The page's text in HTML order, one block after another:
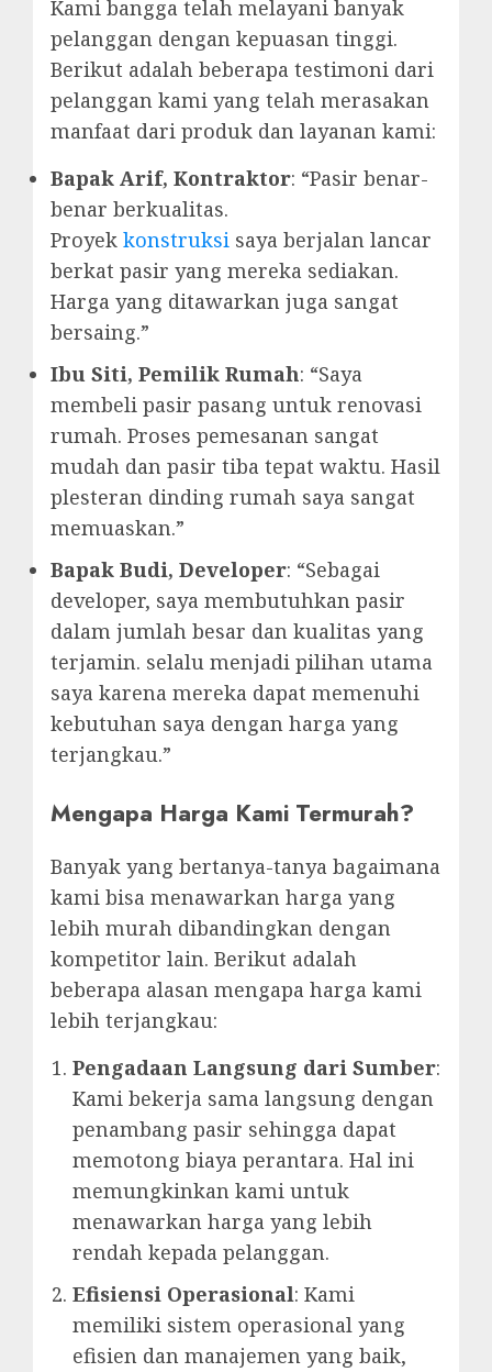
Kami bangga telah melayani banyak
pelanggan dengan kepuasan tinggi.
Berikut adalah beberapa testimoni dari
pelanggan kami yang telah merasakan
manfaat dari produk dan layanan kami:
Bapak Arif, Kontraktor: “Pasir benar-
benar berkualitas.
Proyek konstruksi saya berjalan lancar
berkat pasir yang mereka sediakan.
Harga yang ditawarkan juga sangat
bersaing.”
Ibu Siti, Pemilik Rumah: “Saya
membeli pasir pasang untuk renovasi
rumah. Proses pemesanan sangat
mudah dan pasir tiba tepat waktu. Hasil
plesteran dinding rumah saya sangat
memuaskan.”
Bapak Budi, Developer: “Sebagai
developer, saya membutuhkan pasir
dalam jumlah besar dan kualitas yang
terjamin. selalu menjadi pilihan utama
saya karena mereka dapat memenuhi
kebutuhan saya dengan harga yang
terjangkau.”
Mengapa Harga Kami Termurah?
Banyak yang bertanya-tanya bagaimana
kami bisa menawarkan harga yang
lebih murah dibandingkan dengan
kompetitor lain. Berikut adalah
beberapa alasan mengapa harga kami
lebih terjangkau:
Pengadaan Langsung dari Sumber:
Kami bekerja sama langsung dengan
penambang pasir sehingga dapat
memotong biaya perantara. Hal ini
memungkinkan kami untuk
menawarkan harga yang lebih
rendah kepada pelanggan.
Efisiensi Operasional: Kami
memiliki sistem operasional yang
efisien dan manajemen yang baik,